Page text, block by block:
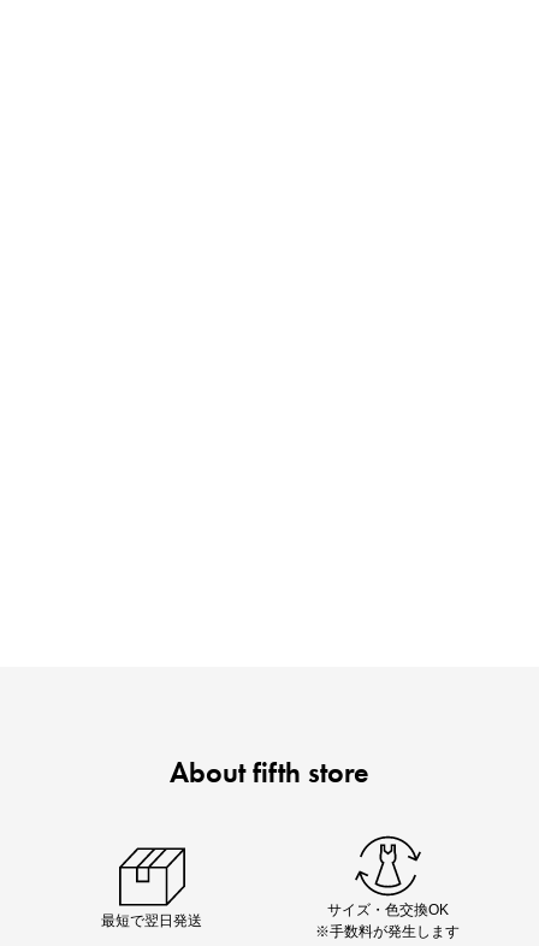
夏服まとめて手に入れるなら今
About fifth store
最短で翌日発送
サイズ・色交換OK
※手数料が発生します